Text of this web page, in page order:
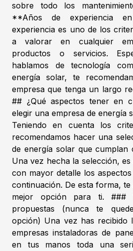
sobre todo los
**Años de experiencia
experiencia es uno de los
a valorar en cualquier
productos o servicios.
hablamos de tecnología
energía solar, te
empresa que tenga un largo
## ¿Qué aspectos tener en
elegir una empresa de energía
Teniendo en cuenta los
recomendamos hacer una
de energía solar que cumplan
Una vez hecha la selección,
con mayor detalle los
continuación. De esta forma, te
mejor opción para ti. ###
propuestas (nunca te
opción) Una vez has recibido
empresas instaladoras de
en tus manos toda una